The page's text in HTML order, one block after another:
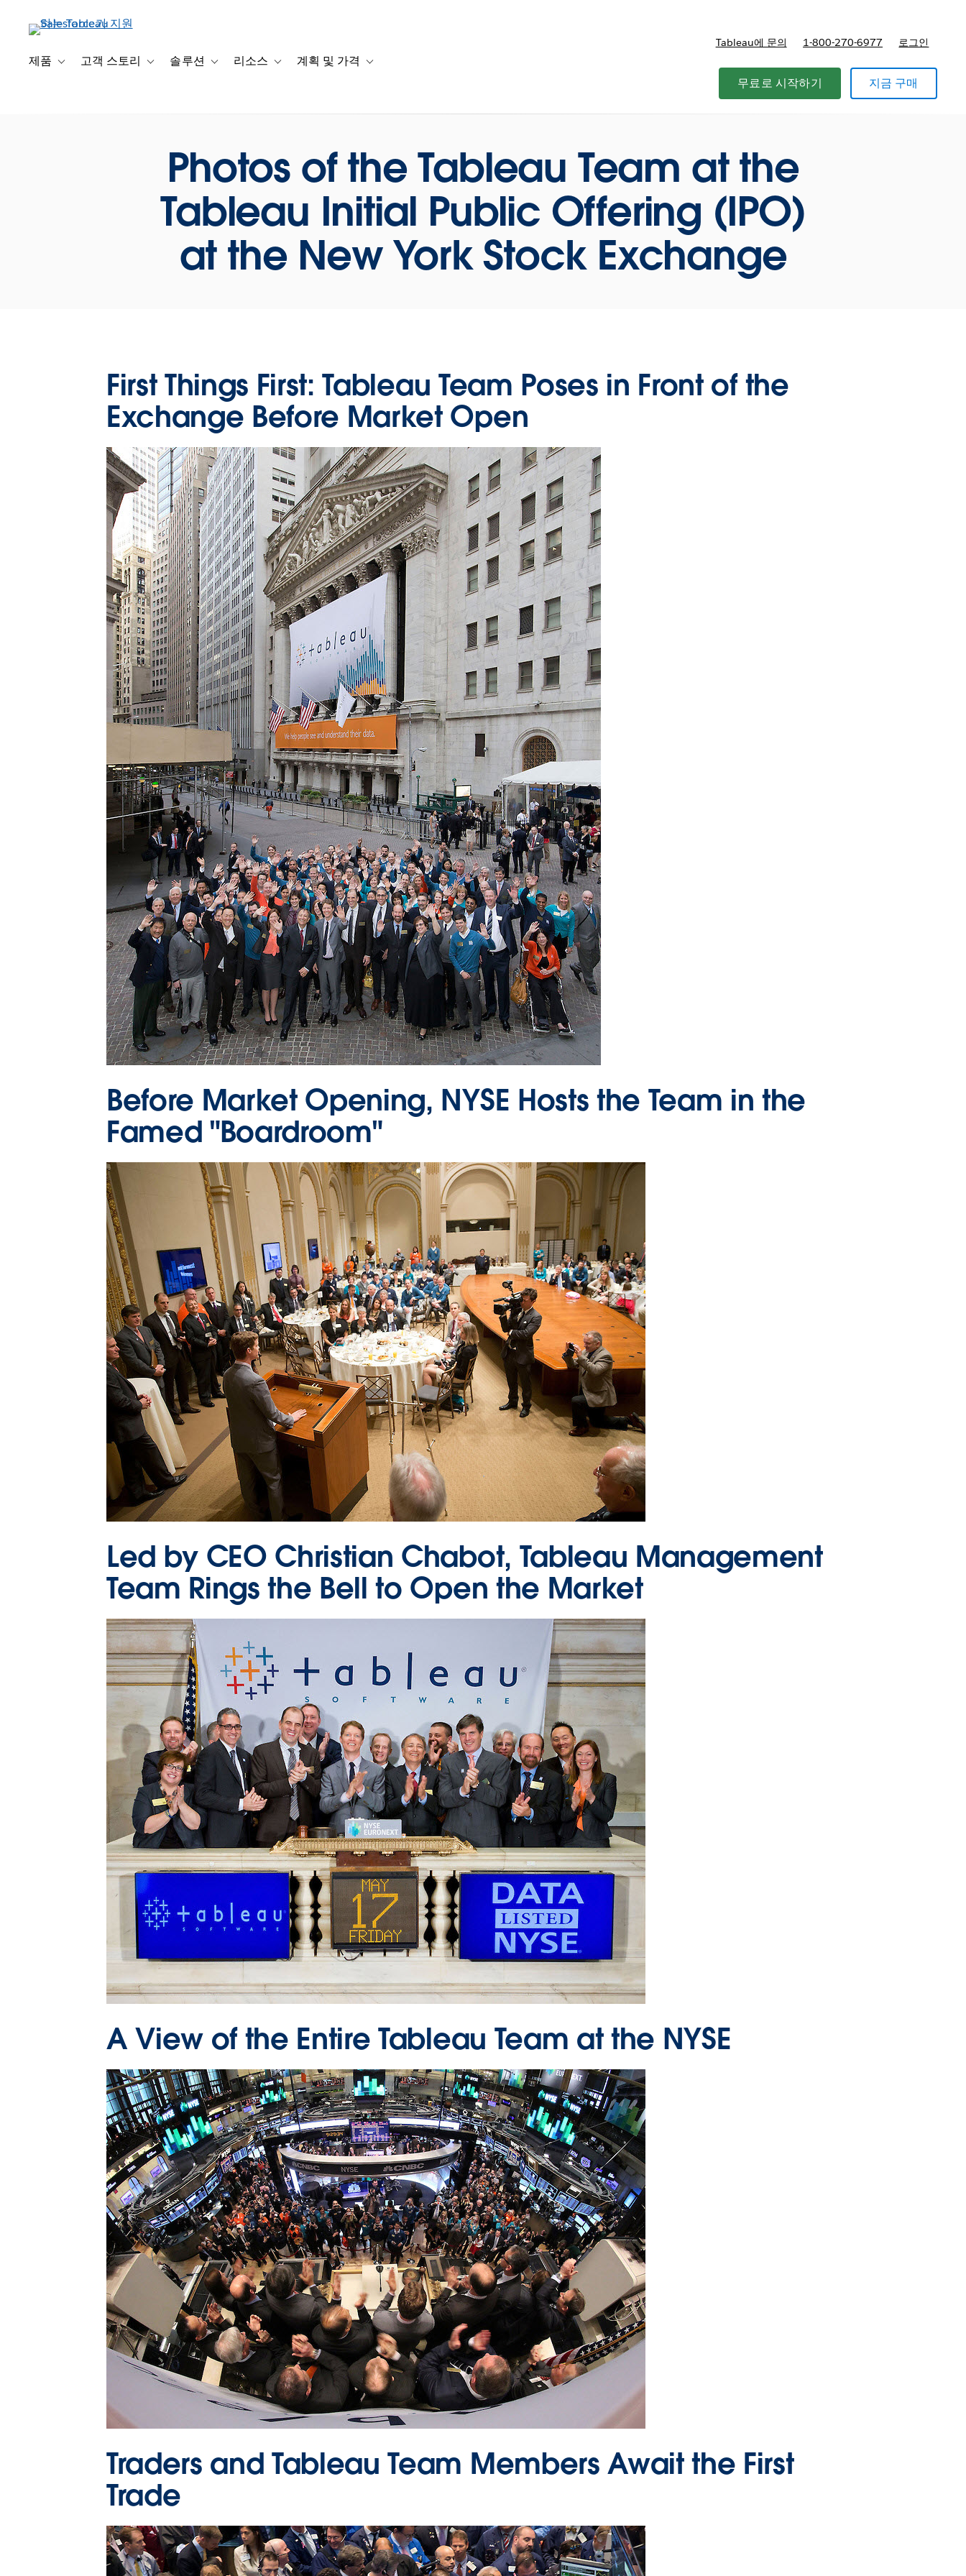
제품 Toggle sub-navigation for 제품
고객 스토리 Toggle sub-navigation for 고객 스토리
솔루션 Toggle sub-navigation for 솔루션
리소스 Toggle sub-navigation for 리소스
계획 및 가격 Toggle sub-navigation for 계획 및 가격
Tableau에 문의 1-800-270-6977 로그인
무료로 시작하기 지금 구매
Photos of the Tableau Team at the
Tableau Initial Public Offering (IPO)
at the New York Stock Exchange
First Things First: Tableau Team Poses in Front of the
Exchange Before Market Open
Before Market Opening, NYSE Hosts the Team in the
Famed "Boardroom"
Led by CEO Christian Chabot, Tableau Management
Team Rings the Bell to Open the Market
A View of the Entire Tableau Team at the NYSE
Traders and Tableau Team Members Await the First
Trade